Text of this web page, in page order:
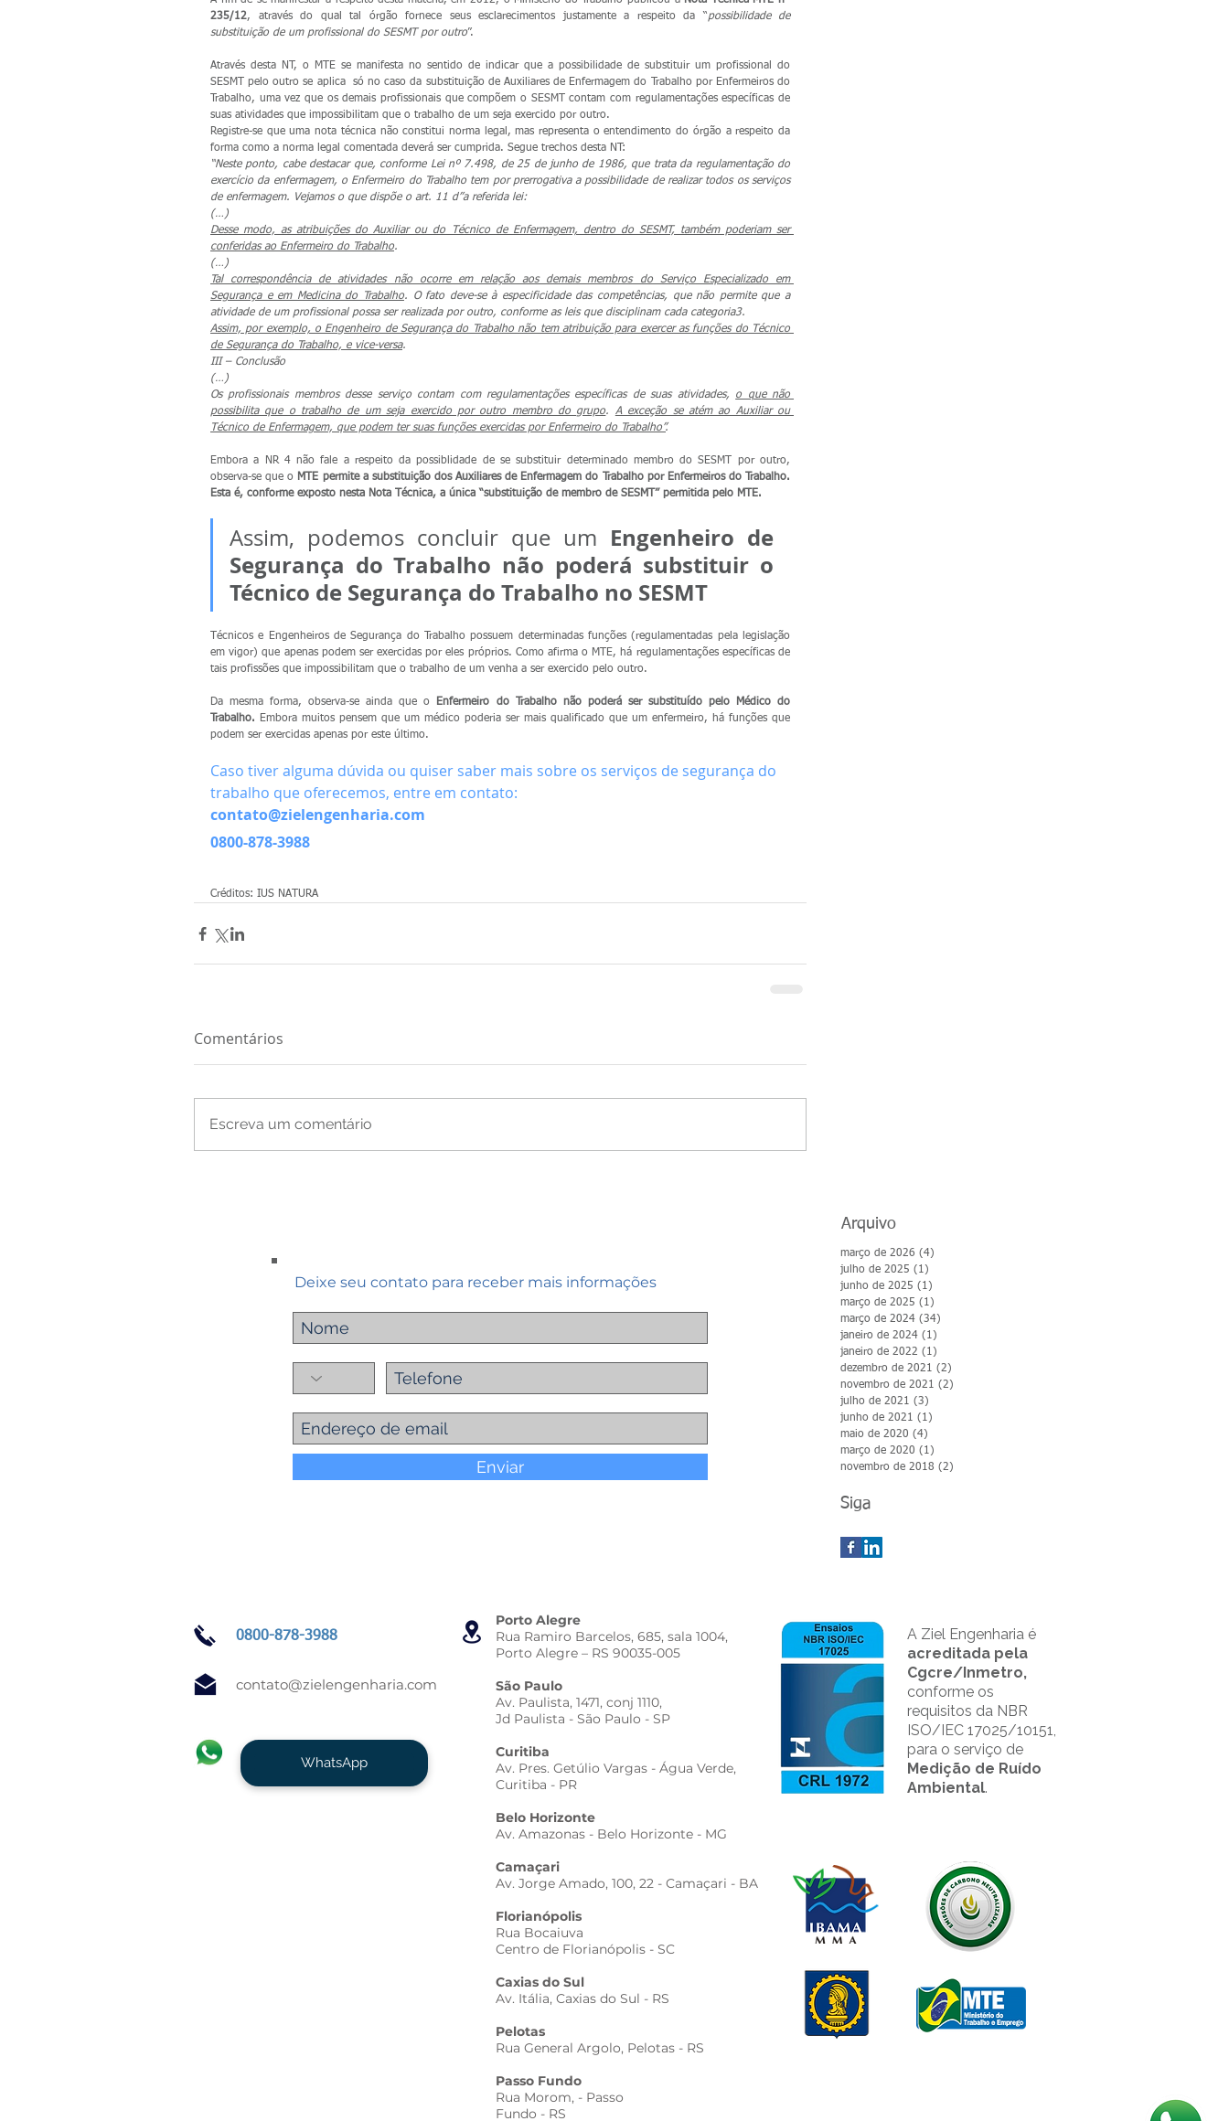
235/12, através do qual tal órgão fornece seus esclarecimentos justamente a respeito da “possibilidade de
substituição de um profissional do SESMT por outro”.
Através desta NT, o MTE se manifesta no sentido de indicar que a possibilidade de substituir um profissional do
SESMT pelo outro se aplica  só no caso da substituição de Auxiliares de Enfermagem do Trabalho por Enfermeiros do
Trabalho, uma vez que os demais profissionais que compõem o SESMT contam com regulamentações específicas de
suas atividades que impossibilitam que o trabalho de um seja exercido por outro.
Registre-se que uma nota técnica não constitui norma legal, mas representa o entendimento do órgão a respeito da
forma como a norma legal comentada deverá ser cumprida. Segue trechos desta NT:
“Neste ponto, cabe destacar que, conforme Lei nº 7.498, de 25 de junho de 1986, que trata da regulamentação do
exercício da enfermagem, o Enfermeiro do Trabalho tem por prerrogativa a possibilidade de realizar todos os serviços
de enfermagem. Vejamos o que dispõe o art. 11 d”a referida lei:
(…)
Desse modo, as atribuições do Auxiliar ou do Técnico de Enfermagem, dentro do SESMT, também poderiam ser
conferidas ao Enfermeiro do Trabalho.
(…)
Tal correspondência de atividades não ocorre em relação aos demais membros do Serviço Especializado em
Segurança e em Medicina do Trabalho. O fato deve-se à especificidade das competências, que não permite que a
atividade de um profissional possa ser realizada por outro, conforme as leis que disciplinam cada categoria3.
Assim, por exemplo, o Engenheiro de Segurança do Trabalho não tem atribuição para exercer as funções do Técnico
de Segurança do Trabalho, e vice-versa.
III – Conclusão
(…)
Os profissionais membros desse serviço contam com regulamentações específicas de suas atividades, o que não
possibilita que o trabalho de um seja exercido por outro membro do grupo. A exceção se atém ao Auxiliar ou
Técnico de Enfermagem, que podem ter suas funções exercidas por Enfermeiro do Trabalho”.
Embora a NR 4 não fale a respeito da possiblidade de se substituir determinado membro do SESMT por outro,
observa-se que o MTE permite a substituição dos Auxiliares de Enfermagem do Trabalho por Enfermeiros do Trabalho.
Esta é, conforme exposto nesta Nota Técnica, a única “substituição de membro de SESMT” permitida pelo MTE.
Assim, podemos concluir que um Engenheiro de
Segurança do Trabalho não poderá substituir o
Técnico de Segurança do Trabalho no SESMT
Técnicos e Engenheiros de Segurança do Trabalho possuem determinadas funções (regulamentadas pela legislação
em vigor) que apenas podem ser exercidas por eles próprios. Como afirma o MTE, há regulamentações específicas de
tais profissões que impossibilitam que o trabalho de um venha a ser exercido pelo outro.
Da mesma forma, observa-se ainda que o
Enfermeiro do Trabalho não poderá ser substituído pelo Médico do
Trabalho. Embora muitos pensem que um médico poderia ser mais qualificado que um enfermeiro, há funções que
podem ser exercidas apenas por este último.
Caso tiver alguma dúvida ou quiser saber mais sobre os serviços de segurança do
trabalho que oferecemos, entre em contato:
contato@zielengenharia.com
0800-878-3988
Créditos: IUS NATURA
Comentários
Escreva um comentário
Arquivo
Deixe seu contato para receber mais informações
Enviar
março de 2026 (4)
julho de 2025 (1)
junho de 2025 (1)
março de 2025 (1)
março de 2024 (34)
janeiro de 2024 (1)
janeiro de 2022 (1)
dezembro de 2021 (2)
novembro de 2021 (2)
julho de 2021 (3)
junho de 2021 (1)
maio de 2020 (4)
março de 2020 (1)
novembro de 2018 (2)
Siga
0800-878-3988
contato@zielengenharia.com
WhatsApp
A Ziel Engenharia é
acreditada pela
Cgcre/Inmetro,
conforme os
requisitos da NBR
ISO/IEC 17025/10151,
para o serviço de
Medição de Ruído
Ambiental.
Porto Alegre
Rua Ramiro Barcelos, 685, sala 1004,
Porto Alegre – RS 90035-005
São Paulo
Av. Paulista, 1471, conj 1110,
Jd Paulista - São Paulo - SP
Curitiba
Av. Pres. Getúlio Vargas - Água Verde,
Curitiba - PR
Belo Horizonte
Av. Amazonas - Belo Horizonte - MG
Camaçari
Av. Jorge Amado, 100, 22 - Camaçari - BA
Florianópolis
Rua Bocaiuva
Centro de Florianópolis - SC
Caxias do Sul
Av. Itália, Caxias do Sul - RS
Pelotas
Rua General Argolo, Pelotas - RS
Passo Fundo
Rua Morom, - Passo
Fundo - RS